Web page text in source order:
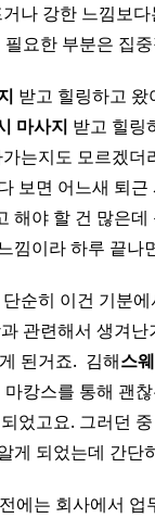
나 강한 느낌보
필요한 부분은 집
받고 힐링하고
마사지 받고 힐링
는지도 모르겠더
보면 어느새 퇴근
해야 할 건 많은데
낌이라 하루 끝나
순히 이건 기분
관련해서 생겨난
된거죠. ​ 김해스
캉스를 통해 괜
었고요. 그러던
게 되었는데 간단
에는 회사에서 업